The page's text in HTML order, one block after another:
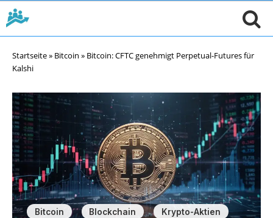
Startseite» Bitcoin » Bitcoin: CFTC genehmigt Perpetual-Futures für
Kalshi
Bitcoin , Blockchain , Krypto-Aktien